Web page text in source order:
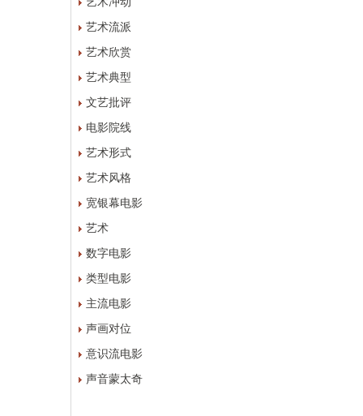
艺术流派
艺术欣赏
艺术典型
文艺批评
电影院线
艺术形式
艺术风格
宽银幕电影
艺术
数字电影
类型电影
主流电影
声画对位
意识流电影
声音蒙太奇